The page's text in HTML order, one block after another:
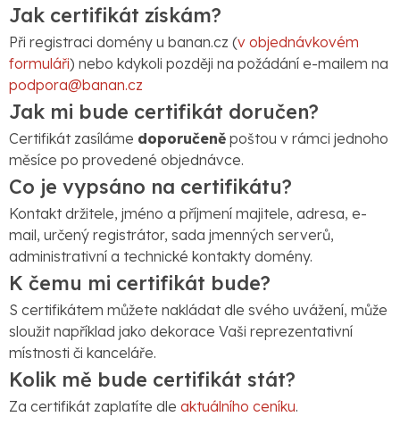
Jak certifikát získám?
Při registraci domény u banan.cz (v objednávkovém
formuláři) nebo kdykoli později na požádání e-mailem na
podpora@banan.cz
Jak mi bude certifikát doručen?
Certifikát zasíláme doporučeně poštou v rámci jednoho
měsíce po provedené objednávce.
Co je vypsáno na certifikátu?
Kontakt držitele, jméno a příjmení majitele, adresa, e-
mail, určený registrátor, sada jmenných serverů,
administrativní a technické kontakty domény.
K čemu mi certifikát bude?
S certifikátem můžete nakládat dle svého uvážení, může
sloužit například jako dekorace Vaši reprezentativní
místnosti či kanceláře.
Kolik mě bude certifikát stát?
Za certifikát zaplatíte dle aktuálního ceníku.